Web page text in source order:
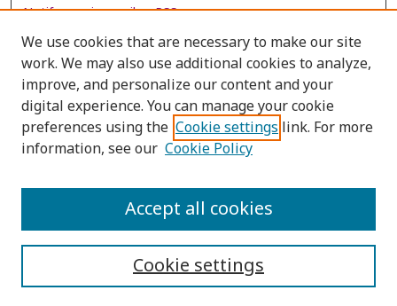
Notify me via email orRSS
Browse
Collections
Disciplines
Authors
We use cookies that are necessary to make our site
work. We may also use additional cookies to analyze,
improve, and personalize our content and your
digital experience. You can manage your cookie
preferences using the Cookie settings link. For more
information, see our Cookie Policy
Cookie settings
Accept all cookies